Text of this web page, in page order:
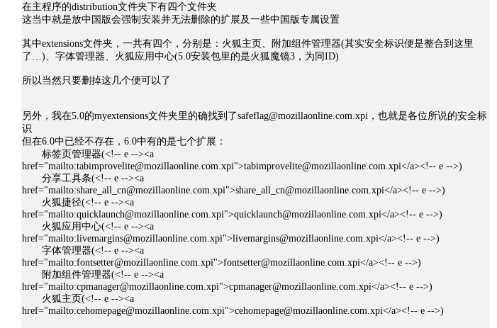
在主程序的distribution文件夹下有四个文件夹
这当中就是放中国版会强制安装并无法删除的扩展及一些中国版专属设置
其中extensions文件夹，一共有四个，分别是：火狐主页、附加组件管理器(其实安全标识便是整合到这里
了…)、字体管理器、火狐应用中心(5.0安装包里的是火狐魔镜3，为同ID)
所以当然只要删掉这几个便可以了
另外，我在5.0的myextensions文件夹里的确找到了safeflag@mozillaonline.com.xpi，也就是各位所说的安全标
识
但在6.0中已经不存在，6.0中有的是七个扩展：
标签页管理器(<!-- e --><a
href="mailto:tabimprovelite@mozillaonline.com.xpi">tabimprovelite@mozillaonline.com.xpi</a><!-- e -->)
分享工具条(<!-- e --><a
href="mailto:share_all_cn@mozillaonline.com.xpi">share_all_cn@mozillaonline.com.xpi</a><!-- e -->)
火狐捷径(<!-- e --><a
href="mailto:quicklaunch@mozillaonline.com.xpi">quicklaunch@mozillaonline.com.xpi</a><!-- e -->)
火狐应用中心(<!-- e --><a
href="mailto:livemargins@mozillaonline.com.xpi">livemargins@mozillaonline.com.xpi</a><!-- e -->)
字体管理器(<!-- e --><a
href="mailto:fontsetter@mozillaonline.com.xpi">fontsetter@mozillaonline.com.xpi</a><!-- e -->)
附加组件管理器(<!-- e --><a
href="mailto:cpmanager@mozillaonline.com.xpi">cpmanager@mozillaonline.com.xpi</a><!-- e -->)
火狐主页(<!-- e --><a
href="mailto:cehomepage@mozillaonline.com.xpi">cehomepage@mozillaonline.com.xpi</a><!-- e -->)